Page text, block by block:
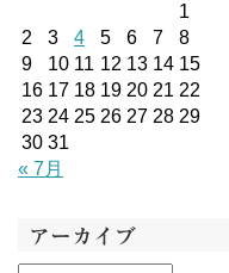
1
2
3 4 5 6 7
8
9
10 11 12 13 14 15
16 17 18 19 20 21 22
23 24 25 26 27 28 29
30 31
« 7月
アーカイブ